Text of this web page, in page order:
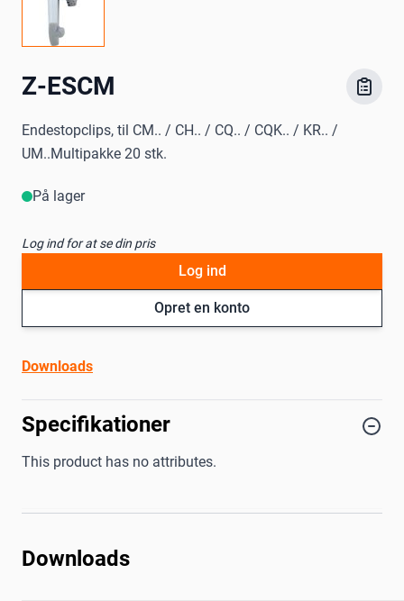
Z-ESCM
Endestopclips, til CM.. / CH.. / CQ.. / CQK.. / KR.. /
UM..Multipakke 20 stk.
På lager
Log ind for at se din pris
Opret en konto
Log ind
Downloads
Specifikationer
This product has no attributes.
Downloads